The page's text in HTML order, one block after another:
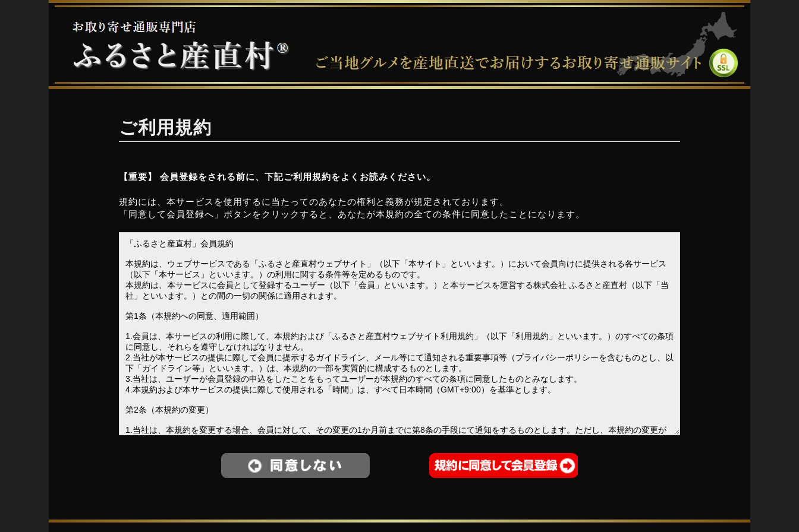
ご利用規約
【重要】 会員登録をされる前に、下記ご利用規約をよくお読みください。
規約には、本サービスを使用するに当たってのあなたの権利と義務が規定されております。
「同意して会員登録へ」ボタンをクリックすると、あなたが本規約の全ての条件に同意したことになります。